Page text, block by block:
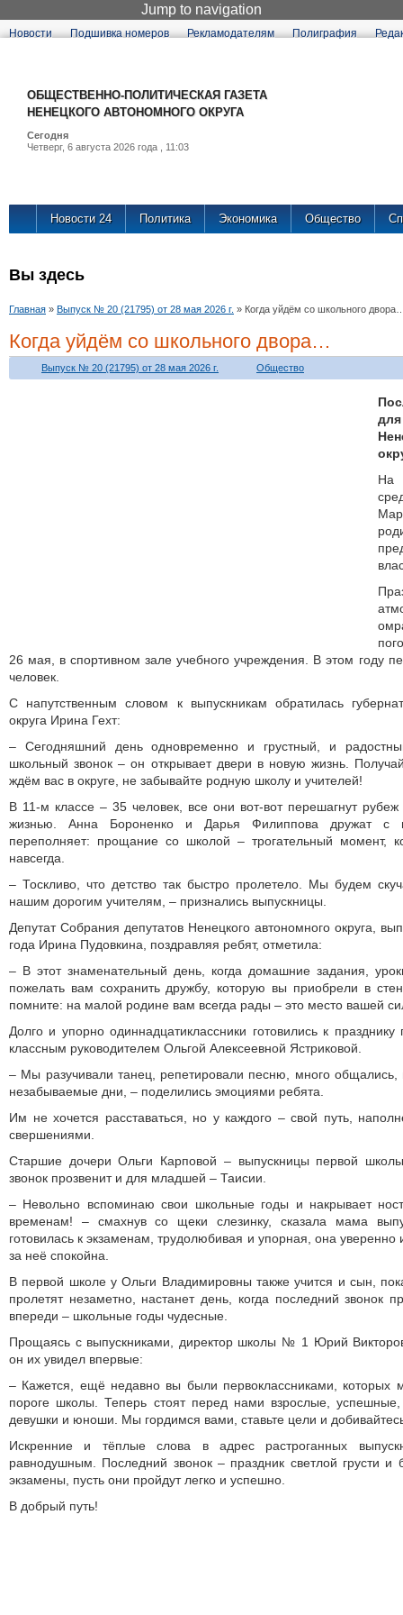
Jump to navigation
Новости Подшивка номеров Рекламодателям Полиграфия
ОБЩЕСТВЕННО-ПОЛИТИЧЕСКАЯ ГАЗЕТА
НЕНЕЦКОГО АВТОНОМНОГО ОКРУГА
Сегодня
Четверг, 6 августа 2026 года , 11:03
Новости 24 Политика Экономика Общество
Вы здесь
Главная » Выпуск № 20 (21795) от 28 мая 2026 г. » Когда уйдём со школьного
Когда уйдём со школьного двора…
Выпуск № 20 (21795) от 28 мая 2026 г. Общество
На
26 мая, в спортивном зале учебного учреждения. В этом году
человек.
С напутственным словом к выпускникам обратилась
округа Ирина Гехт:
– Сегодняшний день одновременно и грустный, и
школьный звонок – он открывает двери в новую жизнь.
ждём вас в округе, не забывайте родную школу и учителей!
В 11-м классе – 35 человек, все они вот-вот перешагнут
жизнью. Анна Бороненко и Дарья Филиппова дружат с
переполняет: прощание со школой – трогательный момент,
навсегда.
– Тоскливо, что детство так быстро пролетело. Мы будем
нашим дорогим учителям, – признались выпускницы.
Депутат Собрания депутатов Ненецкого автономного округа,
года Ирина Пудовкина, поздравляя ребят, отметила:
– В этот знаменательный день, когда домашние задания,
пожелать вам сохранить дружбу, которую вы приобрели в
помните: на малой родине вам всегда рады – это место вашей
Долго и упорно одиннадцатиклассники готовились к
классным руководителем Ольгой Алексеевной Ястриковой.
– Мы разучивали танец, репетировали песню, много
незабываемые дни, – поделились эмоциями ребята.
Им не хочется расставаться, но у каждого – свой путь,
свершениями.
Старшие дочери Ольги Карповой – выпускницы первой
звонок прозвенит и для младшей – Таисии.
– Невольно вспоминаю свои школьные годы и накрывает
временам! – смахнув со щеки слезинку, сказала мама
готовилась к экзаменам, трудолюбивая и упорная, она уверенно
за неё спокойна.
В первой школе у Ольги Владимировны также учится и сын,
пролетят незаметно, настанет день, когда последний звонок
впереди – школьные годы чудесные.
Прощаясь с выпускниками, директор школы № 1 Юрий
он их увидел впервые:
– Кажется, ещё недавно вы были первоклассниками, которых
пороге школы. Теперь стоят перед нами взрослые,
девушки и юноши. Мы гордимся вами, ставьте цели и
Искренние и тёплые слова в адрес растроганных
равнодушным. Последний звонок – праздник светлой грусти
экзамены, пусть они пройдут легко и успешно.
В добрый путь!